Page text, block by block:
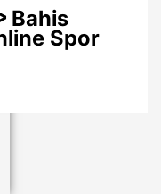
Bahis
Spor